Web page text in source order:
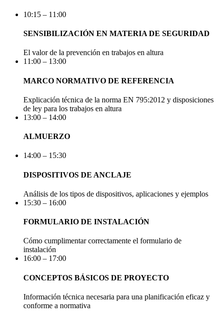
10:15 – 11:00
SENSIBILIZACIÓN EN MATERIA DE SEGURIDAD
El valor de la prevención en trabajos en altura
11:00 – 13:00
MARCO NORMATIVO DE REFERENCIA
Explicación técnica de la norma EN 795:2012 y disposiciones
de ley para los trabajos en altura
13:00 – 14:00
ALMUERZO
14:00 – 15:30
DISPOSITIVOS DE ANCLAJE
Análisis de los tipos de dispositivos, aplicaciones y ejemplos
15:30 – 16:00
FORMULARIO DE INSTALACIÓN
Cómo cumplimentar correctamente el formulario de
instalación
16:00 – 17:00
CONCEPTOS BÁSICOS DE PROYECTO
Información técnica necesaria para una planificación eficaz y
conforme a normativa